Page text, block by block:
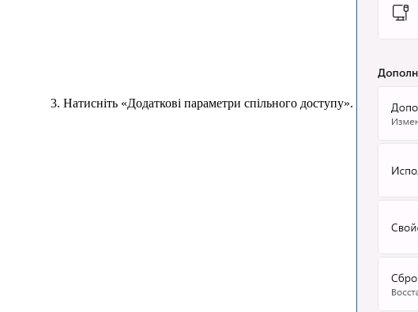
Натисніть «Додаткові параметри спільного доступу».